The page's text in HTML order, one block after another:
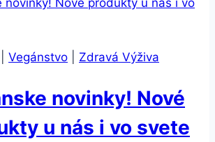
Vegánstvo Zdravá Výživa
novinky! Nové
u nás i vo svete